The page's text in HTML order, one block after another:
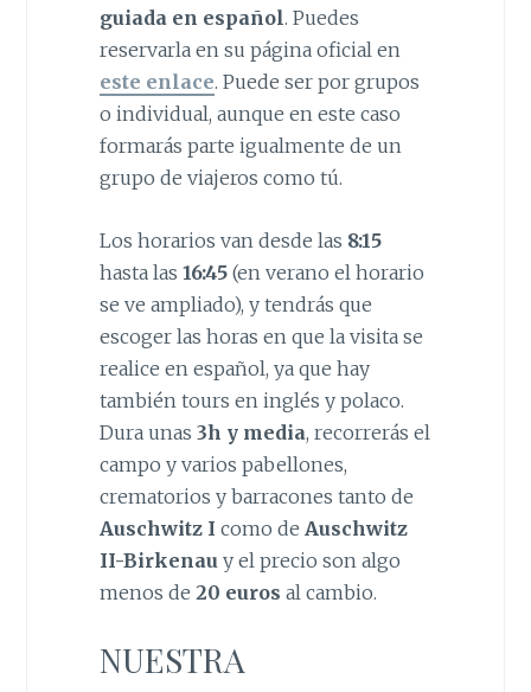
guiada en español. Puedes
reservarla en su página oficial en
este enlace. Puede ser por grupos
o individual, aunque en este caso
formarás parte igualmente de un
grupo de viajeros como tú.
Los horarios van desde las 8:15
hasta las 16:45(en verano el horario
se ve ampliado), y tendrás que
escoger las horas en que la visita se
realice en español, ya que hay
también tours en inglés y polaco.
Dura unas 3h y media, recorrerás el
campo y varios pabellones,
crematorios y barracones tanto de
Auschwitz I como de Auschwitz
II-Birkenau y el precio son algo
menos de 20 euros al cambio.
NUESTRA